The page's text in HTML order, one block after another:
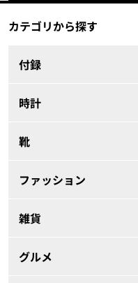
カテゴリから探す
付録
時計
靴
ファッション
雑貨
グルメ